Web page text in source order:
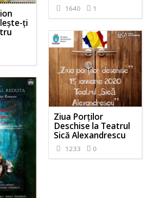
1640 1
ți
Ziua Porților
Deschise la Teatrul
Sică Alexandrescu
1233 0